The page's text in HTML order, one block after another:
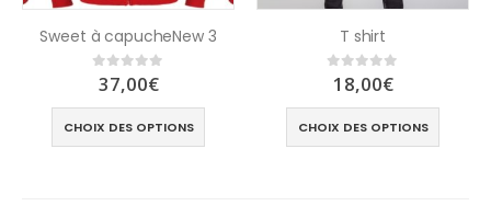
Sweet à capucheNew 3
0out of 5
37,00€
CHOIX DES OPTIONS
T shirt
0out of 5
18,00€
CHOIX DES OPTIONS